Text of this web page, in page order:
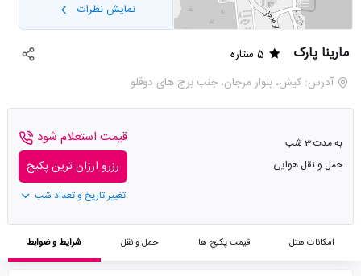
نمایش نظرات
مارینا پارک
5 ستاره
آدرس: کیش، بلوار مرجان، جنب برج های دوقلو
به مدت 3 شب
حمل و نقل هوایی
قیمت استعلام شود
رزرو ارزان ترین پکیج
تغییر تاریخ و تعداد شب
امکانات هتل قیمت پکیج ها حمل و نقل شرایط و ضوابط